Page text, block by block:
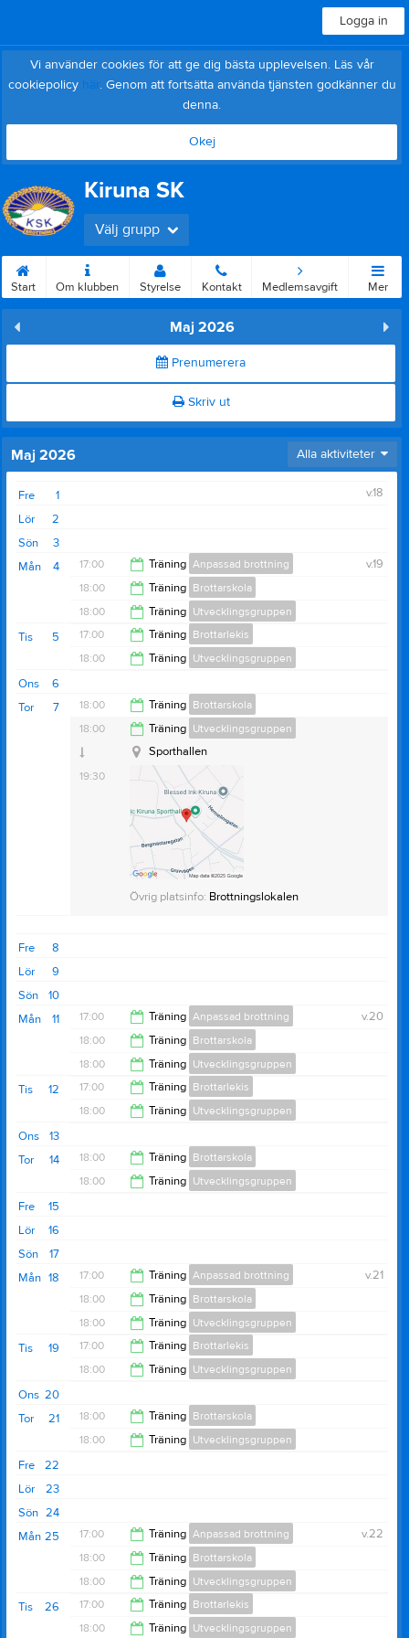
Logga in
Vi använder cookies för att ge dig bästa upplevelsen. Läs vår
cookiepolicy här. Genom att fortsätta använda tjänsten godkänner du
denna.
Okej
Kiruna SK
Välj grupp
Start Om klubben Styrelse Kontakt Medlemsavgift Mer
Maj 2026
Prenumerera
Skriv ut
Maj 2026 Alla aktiviteter
1
Fre
v.18
2
Lör
3
Sön
4
Mån v.19
17:00 Träning Anpassad brottning
18:00
18:00 Träning Brottarskola
19:00
18:00 Träning Utvecklingsgruppen
19:30
5
Tis 17:00 Träning Brottarlekis
18:00 Träning Utvecklingsgruppen
19:30
6
Ons
7
Tor 18:00 Träning Brottarskola
19:00
Sporthallen
Övrig platsinfo: Brottningslokalen
18:00 Träning Utvecklingsgruppen
19:30
Sporthallen
Övrig platsinfo: Brottningslokalen
8
Fre
9
Lör
10
Sön
11
Mån v.20
17:00 Träning Anpassad brottning
18:00
18:00 Träning Brottarskola
19:00
18:00 Träning Utvecklingsgruppen
19:30
12
Tis 17:00 Träning Brottarlekis
18:00 Träning Utvecklingsgruppen
19:30
13
Ons
14
Tor 18:00 Träning Brottarskola
18:00 Träning Utvecklingsgruppen
15
Fre
16
Lör
17
Sön
18
Mån v.21
17:00 Träning Anpassad brottning
18:00
18:00 Träning Brottarskola
19:00
18:00 Träning Utvecklingsgruppen
19:30
19
Tis 17:00 Träning Brottarlekis
18:00 Träning Utvecklingsgruppen
19:30
20
Ons
21
Tor 18:00 Träning Brottarskola
18:00 Träning Utvecklingsgruppen
22
Fre
23
Lör
24
Sön
25
Mån v.22
17:00 Träning Anpassad brottning
18:00
18:00 Träning Brottarskola
19:00
18:00 Träning Utvecklingsgruppen
19:30
26
Tis 17:00 Träning Brottarlekis
18:00
Träning Utvecklingsgruppen